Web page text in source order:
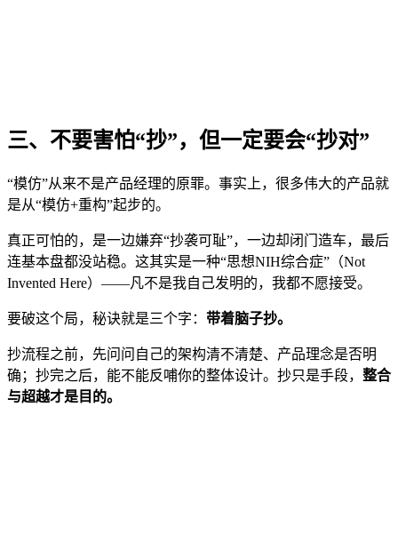
三、不要害怕“抄”，但一定要会“抄对”
“模仿”从来不是产品经理的原罪。事实上，很多伟大的产品就
是从“模仿+重构”起步的。
真正可怕的，是一边嫌弃“抄袭可耻”，一边却闭门造车，最后
连基本盘都没站稳。这其实是一种“思想NIH综合症”（Not
Invented Here）——凡不是我自己发明的，我都不愿接受。
要破这个局，秘诀就是三个字： 带着脑子抄。
抄流程之前，先问问自己的架构清不清楚、产品理念是否明
确；抄完之后，能不能反哺你的整体设计。抄只是手段， 整合
与超越才是目的。